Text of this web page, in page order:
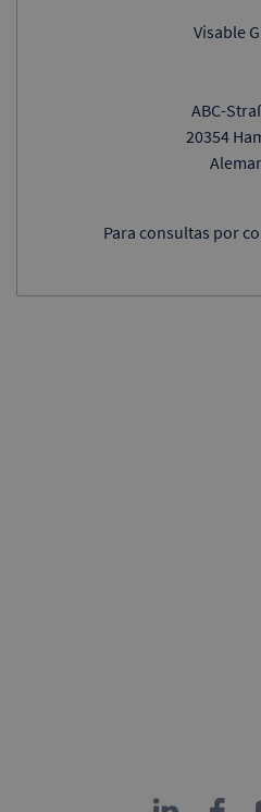
Visable
ABC-
20354
Para consultas por